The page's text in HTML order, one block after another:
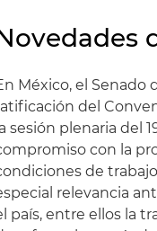
México, el Senado
del
la sesión plenaria del
con la
de
relevancia
país, entre ellos la